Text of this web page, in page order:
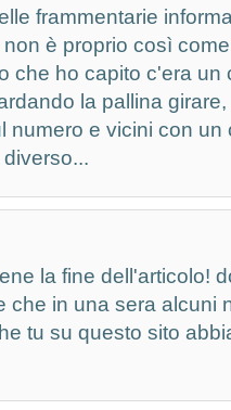
frammentarie
è proprio così
che ho capito c'era un
la pallina
numero e vicini con un
la fine dell'articolo!
che in una sera alcuni
tu su questo sito